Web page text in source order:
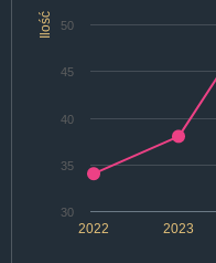
Ilość
2022 2023
30
35
40
45
50